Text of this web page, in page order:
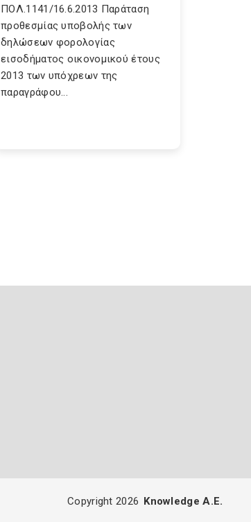
ΠΟΛ.1141/16.6.2013 Παράταση
προθεσμίας υποβολής των
δηλώσεων φορολογίας
εισοδήματος οικονομικού έτους
2013 των υπόχρεων της
παραγράφου...
Copyright 2026 Knowledge A.E.